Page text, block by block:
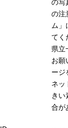
の写
の注
ム」
てく
県立
お願
ージ
ネッ
きい
合が